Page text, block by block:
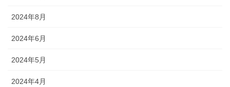
2024年8月
2024年6月
2024年5月
2024年4月